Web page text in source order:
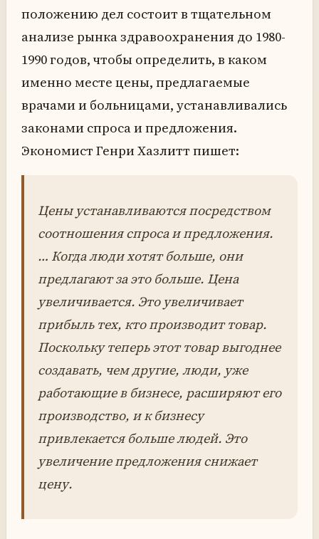
положению дел состоит в тщательном
анализе рынка здравоохранения до 1980-
1990 годов, чтобы определить, в каком
именно месте цены, предлагаемые
врачами и больницами, устанавливались
законами спроса и предложения.
Экономист Генри Хазлитт пишет:
Цены устанавливаются посредством
соотношения спроса и предложения.
… Когда люди хотят больше, они
предлагают за это больше. Цена
увеличивается. Это увеличивает
прибыль тех, кто производит товар.
Поскольку теперь этот товар выгоднее
создавать, чем другие, люди, уже
работающие в бизнесе, расширяют его
производство, и к бизнесу
привлекается больше людей. Это
увеличение предложения снижает
цену.